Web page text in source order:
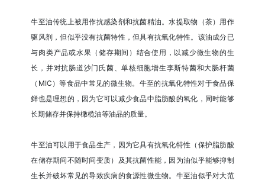
牛至油传统上被用作抗感染剂和抗菌精油。水提取物（茶）用作
驱风剂，但似乎没有抗菌特性，但具有抗氧化特性。该油成分已
与肉类产品或水果（储存期间）结合使用，以减少微生物的生
长，并对抗肠道沙门氏菌、单核细胞增生李斯特菌和大肠杆菌
（MIC）等食品中常见的微生物。牛至的抗氧化特性对于食品保
鲜也是理想的，因为它可以减少食品中脂肪酸的氧化，同时能够
长期储存并保持橄榄油等油品的质量。
牛至油可以用于食品生产，因为它具有抗氧化特性（保护脂肪酸
在储存期间不随时间变质）及其抗菌性能，因为油似乎能够抑制
生长并破坏常见的导致疾病的食源性微生物。牛至油似乎对大范